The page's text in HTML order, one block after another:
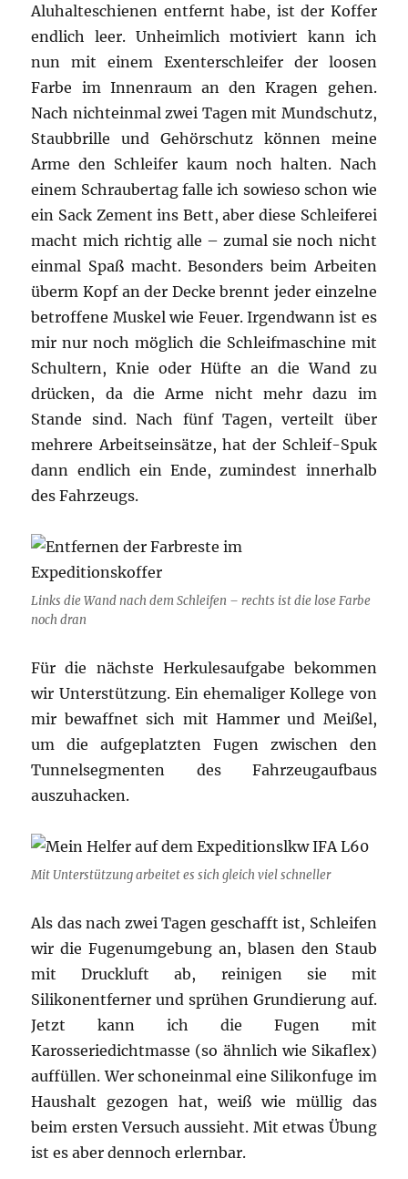
Aluhalteschienen entfernt habe, ist der Koffer
endlich leer. Unheimlich motiviert kann ich
nun mit einem Exenterschleifer der loosen
Farbe im Innenraum an den Kragen gehen.
Nach nichteinmal zwei Tagen mit Mundschutz,
Staubbrille und Gehörschutz können meine
Arme den Schleifer kaum noch halten. Nach
einem Schraubertag falle ich sowieso schon wie
ein Sack Zement ins Bett, aber diese Schleiferei
macht mich richtig alle – zumal sie noch nicht
einmal Spaß macht. Besonders beim Arbeiten
überm Kopf an der Decke brennt jeder einzelne
betroffene Muskel wie Feuer. Irgendwann ist es
mir nur noch möglich die Schleifmaschine mit
Schultern, Knie oder Hüfte an die Wand zu
drücken, da die Arme nicht mehr dazu im
Stande sind. Nach fünf Tagen, verteilt über
mehrere Arbeitseinsätze, hat der Schleif-Spuk
dann endlich ein Ende, zumindest innerhalb
des Fahrzeugs.
Links die Wand nach dem Schleifen – rechts ist die lose Farbe
noch dran
Für die nächste Herkulesaufgabe bekommen
wir Unterstützung. Ein ehemaliger Kollege von
mir bewaffnet sich mit Hammer und Meißel,
um die aufgeplatzten Fugen zwischen den
Tunnelsegmenten des Fahrzeugaufbaus
auszuhacken.
Mit Unterstützung arbeitet es sich gleich viel schneller
Als das nach zwei Tagen geschafft ist, Schleifen
wir die Fugenumgebung an, blasen den Staub
mit Druckluft ab, reinigen sie mit
Silikonentferner und sprühen Grundierung auf.
Jetzt kann ich die Fugen mit
Karosseriedichtmasse (so ähnlich wie Sikaflex)
auffüllen. Wer schoneinmal eine Silikonfuge im
Haushalt gezogen hat, weiß wie müllig das
beim ersten Versuch aussieht. Mit etwas Übung
ist es aber dennoch erlernbar.